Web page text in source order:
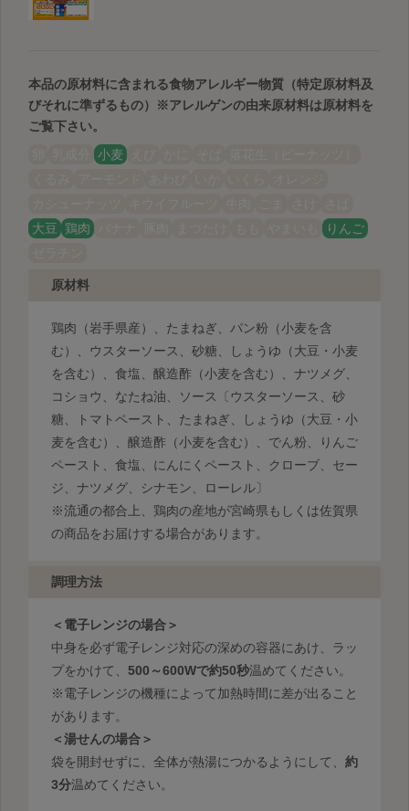
本品の原材料に含まれる食物アレルギー物質（特定原材料及
びそれに準ずるもの）
※アレルゲンの由来原材料は原材料を
ご覧下さい。
小麦
大豆 鶏肉
りんご
原材料
鶏肉（岩手県産）、たまねぎ、パン粉（小麦を含
む）、ウスターソース、砂糖、しょうゆ（大豆・小麦
を含む）、食塩、醸造酢（小麦を含む）、ナツメグ、
コショウ、なたね油、ソース〔ウスターソース、砂
糖、トマトペースト、たまねぎ、しょうゆ（大豆・小
麦を含む）、醸造酢（小麦を含む）、でん粉、りんご
ペースト、食塩、にんにくペースト、クローブ、セー
ジ、ナツメグ、シナモン、ローレル〕
※流通の都合上、鶏肉の産地が宮崎県もしくは佐賀県
の商品をお届けする場合があります。
調理方法
＜電子レンジの場合＞
中身を必ず電子レンジ対応の深めの容器にあけ、ラッ
プをかけて、 500～600Wで約50秒温めてください。
※電子レンジの機種によって加熱時間に差が出ること
があります。
＜湯せんの場合＞
袋を開封せずに、全体が熱湯につかるようにして、 約
3分温めてください。